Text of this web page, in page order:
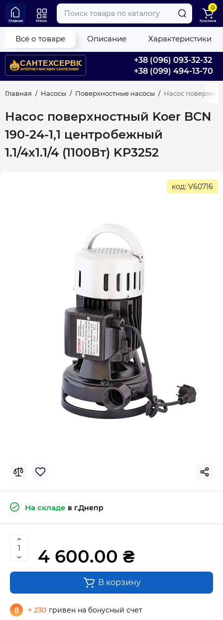
+38 (096) 093-32-32
+38 (099) 494-13-70
Главная Меню
0
Корзина
Главная Насосы Поверхностные насосы Насос
Насос поверхностный Koer BCN
190-24-1,1 центробежный
1.1/4x1.1/4 (1100Вт) KP3252
Всё о товаре Описание Характеристики
код: V60716
На складе в г.Днепр
4 600.00 ₴
В корзину
+ 230 гривен на бонусный счет